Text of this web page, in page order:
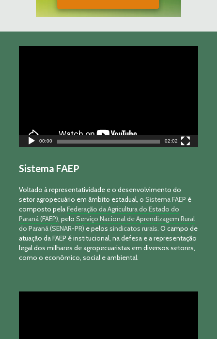
00:00 02:02
Sistema FAEP
Voltado à representatividade e o desenvolvimento do
setor agropecuário em âmbito estadual, o Sistema FAEP é
composto pelaFederação da Agricultura do Estado do
Paraná (FAEP), pelo Serviço Nacional de Aprendizagem Rural
do Paraná (SENAR-PR) e pelos sindicatos rurais. O campo de
atuação da FAEP é institucional, na defesa e a representação
legal dos milhares de agropecuaristas em diversos setores,
como o econômico, social e ambiental.